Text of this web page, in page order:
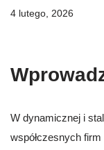
4 lutego, 2026
W dynamicznej i
współczesnych